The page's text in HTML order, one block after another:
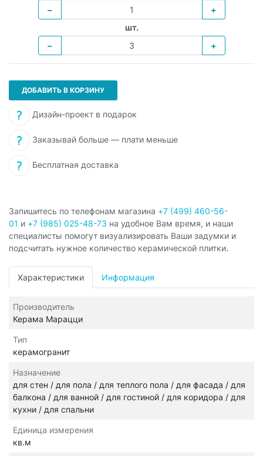
−
+
шт.
−
+
ДОБАВИТЬ В КОРЗИНУ
Дизайн-проект в подарок
Заказывай больше — плати меньше
Бесплатная доставка
Запишитесь по телефонам магазина +7 (499) 460-56-
01 и +7 (985) 025-48-73 на удобное Вам время, и наши
специалисты помогут визуализировать Ваши задумки и
подсчитать нужное количество керамической плитки.
Характеристики Информация
Производитель
Керама Марацци
Тип
керамогранит
Назначение
для стен / для пола / для теплого пола / для фасада / для
балкона / для ванной / для гостиной / для коридора / для
кухни / для спальни
Единица измерения
кв.м